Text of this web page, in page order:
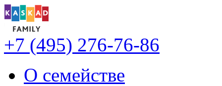
+7 (495) 276-76-86
О семействе